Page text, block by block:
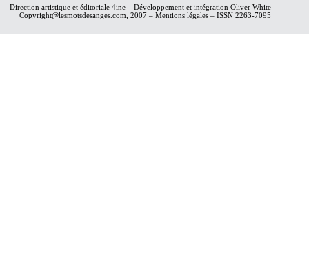
Direction artistique et éditoriale 4ine – Développement et intégration Oliver White
Copyright@lesmotsdesanges.com, 2007 – Mentions légales – ISSN 2263-7095